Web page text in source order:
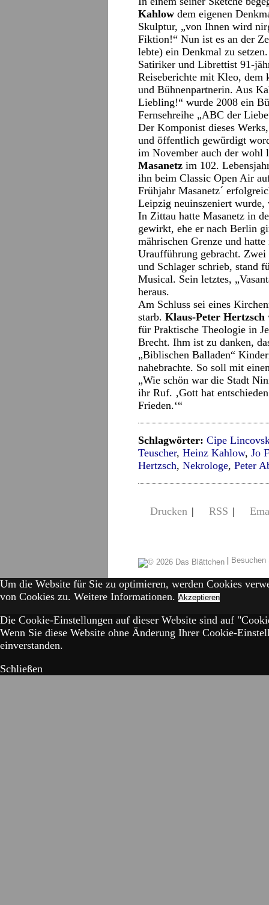
Kahlow dem eigenen
Skulptur, „von Ihnen wird
Fiktion!“ Nun ist es an der
lebte) ein Denkmal zu
Satiriker und Librettist 91-
Reiseberichte mit Kleo, dem
und Bühnenpartnerin. Aus
Liebling!“ wurde 2008 ein
Fernsehreihe „ABC der
Der Komponist dieses
und öffentlich gewürdigt
im November auch der wohl
Masanetz im 102.
ihn beim Classic Open Air
Frühjahr Masanetz´
Leipzig neuinszeniert
In Zittau hatte Masanetz in
gewirkt, ehe er nach Berlin
mährischen Grenze und
Uraufführung gebracht.
und Schlager schrieb, stand
Musical. Sein letztes,
heraus.
Am Schluss sei eines
starb. Klaus-Peter Hertzsch
für Praktische Theologie in
Brecht. Ihm ist zu danken,
„Biblischen Balladen“
nahebrachte. So soll mit
„Wie schön war die Stadt
ihr Ruf. ‚Gott hat
Frieden.‘“
Schlagwörter: Cipe
Teuscher, Heinz Kahlow, Jo
Hertzsch, Nekrologe, Peter
Drucken | RSS |
|
Um die Website für Sie zu optimieren, werden Cookies
von Cookies zu. Weitere Informationen. Akzeptieren
Die Cookie-Einstellungen auf dieser Website sind auf
Wenn Sie diese Website ohne Änderung Ihrer Cookie-
einverstanden.
Schließen